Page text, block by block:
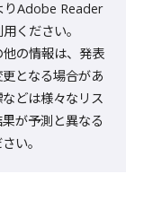
りAdobe Reader
ください。
の情報は、発表
となる場合があ
どは様々なリス
が予測と異なる
い。